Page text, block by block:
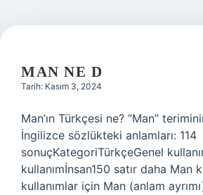
MAN NE D
Tarih: Kasım 3, 2024
Man’ın Türkçesi ne? “Man”
İngilizce sözlükteki anlamları: 114
sonuçKategoriTürkçeGenel
kullanımİnsan150 satır daha Man
kullanımlar için Man (anlam